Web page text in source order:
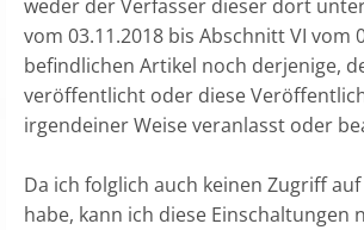
weder der Verfasser dieser dort
vom 03.11.2018 bis Abschnitt VI vom
befindlichen Artikel noch derjenige,
veröffentlicht oder diese
irgendeiner Weise veranlasst oder
Da ich folglich auch keinen Zugriff
habe, kann ich diese Einschaltungen